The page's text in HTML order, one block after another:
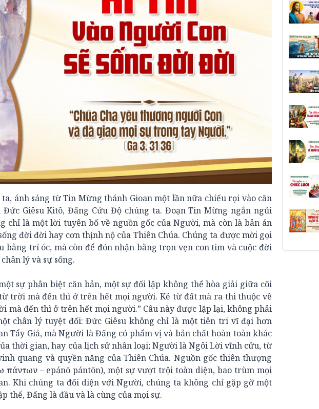
ánh sáng từ Tin Mừng thánh Gioan một lần nữa chiếu rọi vào căn
Giêsu Kitô, Đấng Cứu Độ chúng ta. Đoạn Tin Mừng ngắn ngủi
chỉ là một lời tuyên bố về nguồn gốc của Người, mà còn là bản án
đời đời hay cơn thịnh nộ của Thiên Chúa. Chúng ta được mời gọi
trí óc, mà còn để đón nhận bằng trọn vẹn con tim và cuộc đời
lý và sự sống.
sự phân biệt căn bản, một sự đối lập không thể hòa giải giữa cõi
trời mà đến thì ở trên hết mọi người. Kẻ từ đất mà ra thì thuộc về
mà đến thì ở trên hết mọi người.” Câu này được lặp lại, không phải
chân lý tuyệt đối: Đức Giêsu không chỉ là một tiên tri vĩ đại hơn
Tẩy Giả, mà Người là Đấng có phẩm vị và bản chất hoàn toàn khác
thời gian, hay của lịch sử nhân loại; Người là Ngôi Lời vĩnh cửu, từ
quang và quyền năng của Thiên Chúa. Nguồn gốc thiên thượng
– epánō pántōn), một sự vượt trội toàn diện, bao trùm mọi
Khi chúng ta đối diện với Người, chúng ta không chỉ gặp gỡ một
thể, Đấng là đầu và là cùng của mọi sự.